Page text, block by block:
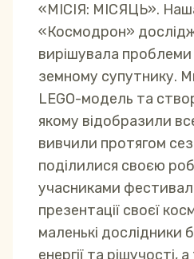
«МІСІЯ: МІСЯЦЬ».
«Космодрон»
вирішувала
земному супутнику.
LEGO-модель та
якому відобразили
вивчили протягом
поділилися своєю
учасниками
презентації своєї
маленькі дослідники
енергії та рішучості,